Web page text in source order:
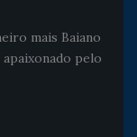
mais Baiano
pelo